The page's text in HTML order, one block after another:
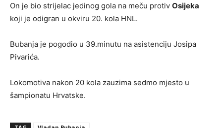
On je bio strijelac jedinog gola na meču protiv Osijeka
koji je odigran u okviru 20. kola HNL.
Bubanja je pogodio u 39.minutu na asistenciju Josipa
Pivarića.
Lokomotiva nakon 20 kola zauzima sedmo mjesto u
šampionatu Hrvatske.